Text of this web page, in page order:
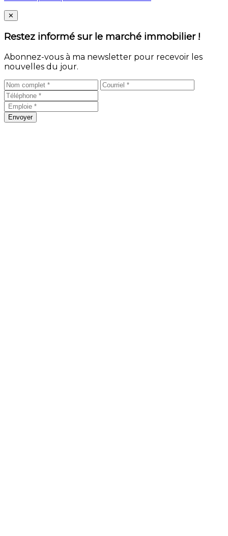
Close
✕
Restez informé sur le marché immobilier !
Abonnez-vous à ma newsletter pour recevoir les
nouvelles du jour.
Envoyer